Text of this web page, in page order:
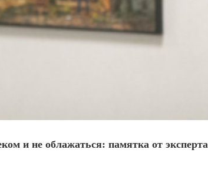
и не облажаться: памятка от эксперта